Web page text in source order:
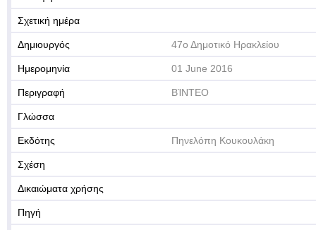
Σχετική ημέρα
Δημιουργός 47ο Δημοτικό Ηρακλείου
Ημερομηνία 01 June 2016
Περιγραφή ΒΊΝΤΕΟ
Γλώσσα
Εκδότης Πηνελόπη Κουκουλάκη
Σχέση
Δικαιώματα χρήσης
Πηγή